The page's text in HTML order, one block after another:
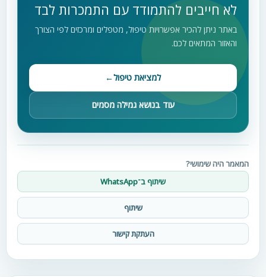
לא חייבים להתמודד עם התמכרות לבד
באתר ניתן להכיר אפשרויות טיפול, מטפלים ומרכזים לפי הצורך
והאזור המתאים לכם.
למציאת טיפול←
עוד בנושא גמילה מסמים
המאמר היה שימושי?
שיתוף ב־WhatsApp
שיתוף
העתקת קישור